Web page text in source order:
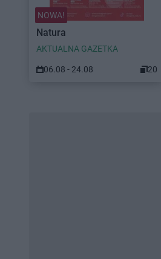
NOWA!
Natura
AKTUALNA GAZETKA
06.08 - 24.08 20